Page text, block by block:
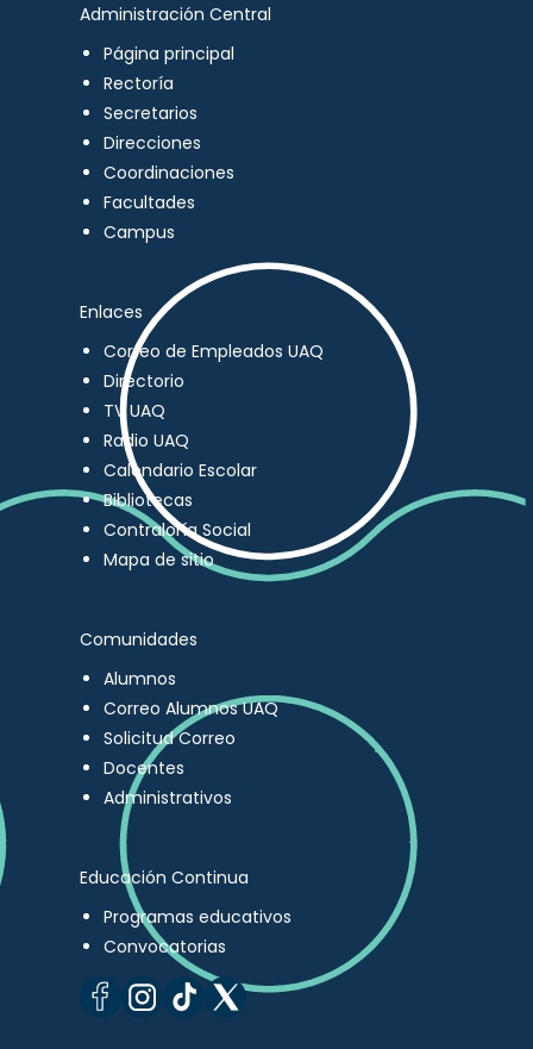
Administración Central
Página principal
Rectoría
Secretarios
Direcciones
Coordinaciones
Facultades
Campus
Enlaces
Correo de Empleados UAQ
Directorio
TV UAQ
Radio UAQ
Calendario Escolar
Bibliotecas
Contraloría Social
Mapa de sitio
Comunidades
Alumnos
Correo Alumnos UAQ
Solicitud Correo
Docentes
Administrativos
Educación Continua
Programas educativos
Convocatorias